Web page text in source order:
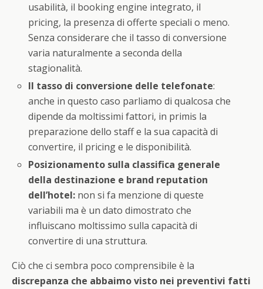
usabilità, il booking engine integrato, il
pricing, la presenza di offerte speciali o meno.
Senza considerare che il tasso di conversione
varia naturalmente a seconda della
stagionalità.
Il tasso di conversione delle telefonate:
anche in questo caso parliamo di qualcosa che
dipende da moltissimi fattori, in primis la
preparazione dello staff e la sua capacità di
convertire, il pricing e le disponibilità.
Posizionamento sulla classifica generale
della destinazione e brand reputation
dell’hotel: non si fa menzione di queste
variabili ma è un dato dimostrato che
influiscano moltissimo sulla capacità di
convertire di una struttura.
Ciò che ci sembra poco comprensibile è la
discrepanza che abbaimo visto nei preventivi fatti